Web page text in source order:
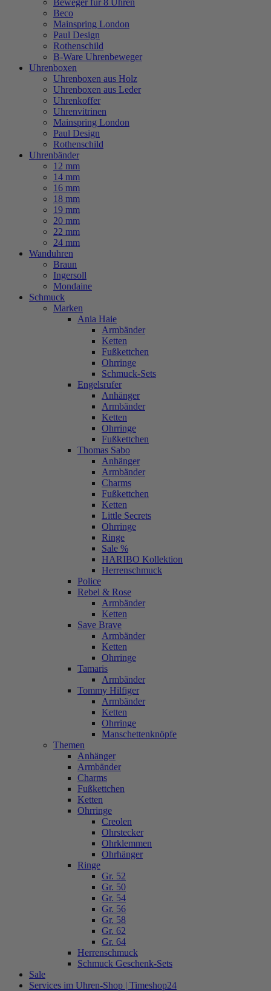
Beweger für 8 Uhren
Beco
Mainspring London
Paul Design
Rothenschild
B-Ware Uhrenbeweger
Uhrenboxen
Uhrenboxen aus Holz
Uhrenboxen aus Leder
Uhrenkoffer
Uhrenvitrinen
Mainspring London
Paul Design
Rothenschild
Uhrenbänder
12 mm
14 mm
16 mm
18 mm
19 mm
20 mm
22 mm
24 mm
Wanduhren
Braun
Ingersoll
Mondaine
Schmuck
Marken
Ania Haie
Armbänder
Ketten
Fußkettchen
Ohrringe
Schmuck-Sets
Engelsrufer
Anhänger
Armbänder
Ketten
Ohrringe
Fußkettchen
Thomas Sabo
Anhänger
Armbänder
Charms
Fußkettchen
Ketten
Little Secrets
Ohrringe
Ringe
Sale %
HARIBO Kollektion
Herrenschmuck
Police
Rebel & Rose
Armbänder
Ketten
Save Brave
Armbänder
Ketten
Ohrringe
Tamaris
Armbänder
Tommy Hilfiger
Armbänder
Ketten
Ohrringe
Manschettenknöpfe
Themen
Anhänger
Armbänder
Charms
Fußkettchen
Ketten
Ohrringe
Creolen
Ohrstecker
Ohrklemmen
Ohrhänger
Ringe
Gr. 52
Gr. 50
Gr. 54
Gr. 56
Gr. 58
Gr. 62
Gr. 64
Herrenschmuck
Schmuck Geschenk-Sets
Sale
Services im Uhren-Shop | Timeshop24